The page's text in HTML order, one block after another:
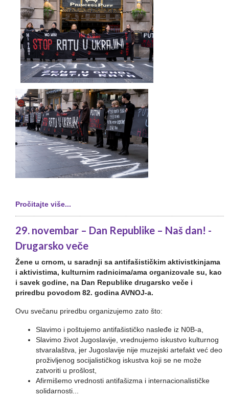
Pročitajte više...
29. novembar – Dan Republike – Naš dan! -
Drugarsko veče
Žene u crnom, u saradnji sa antifašističkim aktivistkinjama
i aktivistima, kulturnim radnicima/ama organizovale su, kao
i savek godine, na Dan Republike drugarsko veče i
priredbu povodom 82. godina AVNOJ-a.
Ovu svečanu priredbu organizujemo zato što:
Slavimo i poštujemo antifašističko nasleđe iz N0B-a,
Slavimo život Jugoslavije, vrednujemo iskustvo kulturnog
stvaralaštva, jer Jugoslavije nije muzejski artefakt već deo
proživljenog socijalističkog iskustva koji se ne može
zatvoriti u prošlost,
Afirmišemo vrednosti antifašizma i internacionalističke
solidarnosti...